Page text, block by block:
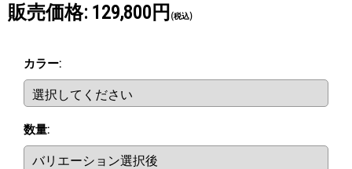
販売価格: 129,800円 (税込)
カラー:
数量: